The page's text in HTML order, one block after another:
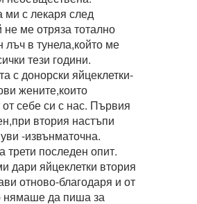
ми с лекаря след
не ме отряза тотално
лъч в тунела,който ме
тези години.
с донорски яйцеклетки-
жените,които
себе си с нас. Първия
втория настъпи
-извънматочна.
трети последен опит.
дари яйцеклетки втория
отново-благодаря и от
нямаше да пиша за